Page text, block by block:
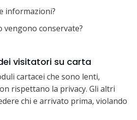
informazioni?
vengono conservate?
visitatori su carta
cartacei che sono lenti,
rispettano la privacy. Gli altri
chi e arrivato prima, violando